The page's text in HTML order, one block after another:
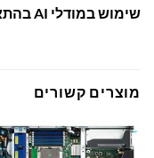
שימוש במודלי AI בהתאם למפרטי מחשוב – מדריך לחברות
מוצרים קשורים